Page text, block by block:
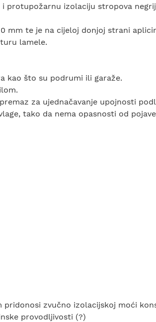
protupožarnu izolaciju stropova
mm te je na cijeloj donjoj strani
lamele.
kao što su podrumi ili garaže.
za ujednačavanje upojnosti
tako da nema opasnosti od
zvučno izolacijskoj moći
provodljivosti (?)